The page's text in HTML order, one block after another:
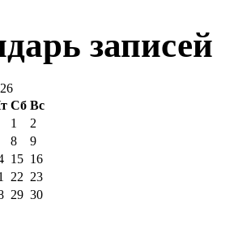
записей
Сб Вс
1
2
8
9
15 16
22 23
29 30